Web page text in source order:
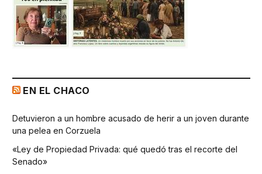
EN EL CHACO
Detuvieron a un hombre acusado de herir a un joven durante
una pelea en Corzuela
«Ley de Propiedad Privada: qué quedó tras el recorte del
Senado»